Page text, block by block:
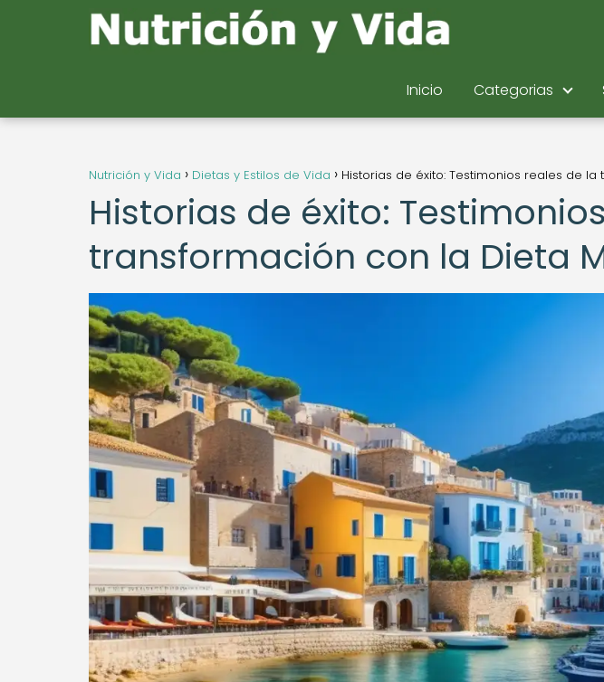
Inicio Categorias
Nutrición y Vida Dietas y Estilos de Vida Historias de éxito: Testimonios reales de
Historias de éxito:
transformación con la Dieta